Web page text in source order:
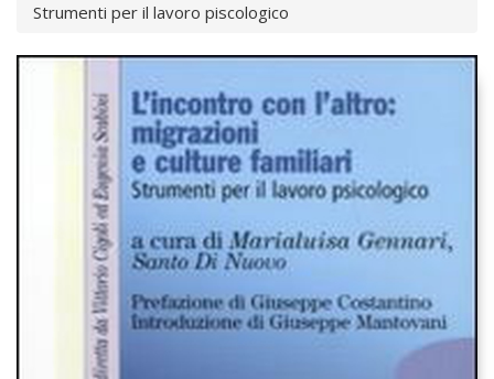
Strumenti per il lavoro piscologico